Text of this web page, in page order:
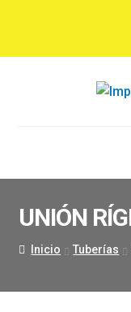
la
contenido
Empresa
Productos
Marcas
Contacto
UNIÓN
Inicio Tuberías